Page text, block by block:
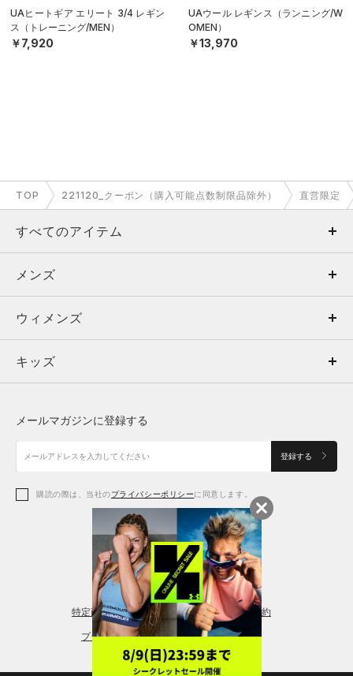
UAヒートギア エリート 3/4 レギン
ス（トレーニング/MEN）
￥7,920
UAウール レギンス（ランニング/W
OMEN）
￥13,970
TOP 221120_クーポン（購入可能点数制限品除外） 直営限定
すべてのアイテム
メンズ
ウィメンズ
キッズ
アクセサリー
メンズ
トップス
ボトムス
アクセサリー
ウィメンズ
トップス
シューズ
アクセサリー
レギンス＆タイツ
キッズ
シューズ
メールマガジンに登録する
登録する
購読の際は、当社のプライバシーポリシーに同意します。
特定商取引法に基づく通販の表記 会員規約
プライバシーポリシー